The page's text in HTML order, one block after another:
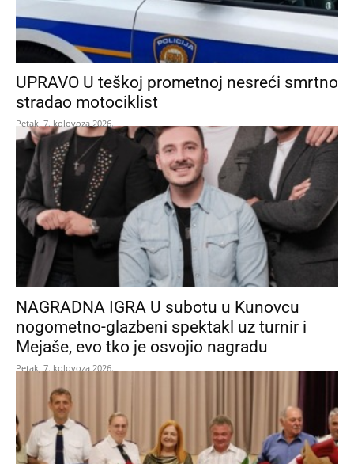
UPRAVO U teškoj prometnoj nesreći smrtno
stradao motociklist
Petak, 7. kolovoza 2026.
NAGRADNA IGRA U subotu u Kunovcu
nogometno-glazbeni spektakl uz turnir i
Mejaše, evo tko je osvojio nagradu
Petak, 7. kolovoza 2026.